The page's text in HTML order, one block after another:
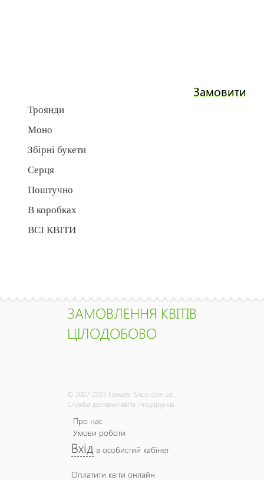
Замовити
Троянди
Моно
Збірні букети
Серця
Поштучно
В коробках
ВСІ КВІТИ
ЗАМОВЛЕННЯ КВІТІВ
ЦІЛОДОБОВО
© 2007-2023 Flowers-Shop.com.ua _
Служба доставки квітів і подарунків
Про нас
Умови роботи
Вхід в особистий кабінет
Оплатити квіти онлайн